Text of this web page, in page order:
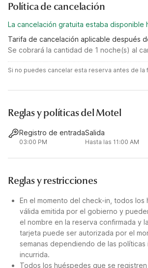
Política de cancelación
La cancelación gratuita estaba disponible
Tarifa de cancelación aplicable después
Se cobrará la cantidad de 1 noche(s) al
Si no puedes cancelar esta reserva antes de
Reglas y políticas del Motel
Registro de entrada
03:00 PM
Salida
Hasta las 11:00 AM
Reglas y restricciones
En el momento del check-in, todos
válida emitida por el gobierno y
el nombre en la reserva confirmada y
tarjeta puede ser autorizada por el
semanas dependiendo de las
incurrida.
Todos los huéspedes que se